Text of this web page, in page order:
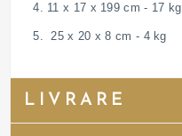
4. 11 x 17 x 199 cm - 17 kg
5. 25 x 20 x 8 cm - 4 kg
LIVRARE